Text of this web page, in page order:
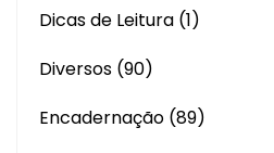
Dicas de Leitura (1)
Diversos (90)
Encadernação (89)